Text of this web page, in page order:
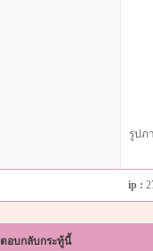
รูปภ
ip :
ตอบกลับกระทู้นี้